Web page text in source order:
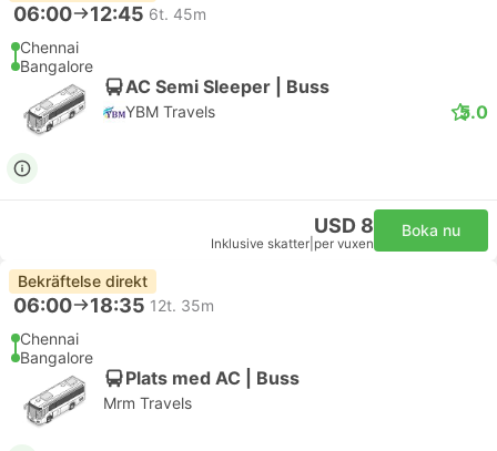
06:00 12:45 6t. 45m
Chennai
Bangalore
AC Semi Sleeper | Buss
YBM Travels 5.0
USD 8
Inklusive skatter per vuxen
Boka nu
Bekräftelse direkt
06:00 18:35 12t. 35m
Chennai
Bangalore
Plats med AC | Buss
Mrm Travels